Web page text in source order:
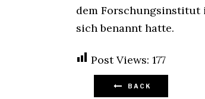
dem Forschungsinstitut
sich benannt hatte.
Post Views: 177
BACK